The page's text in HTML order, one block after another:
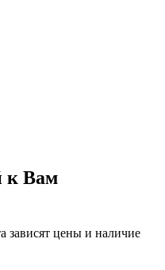
к Вам
зависят цены и наличие